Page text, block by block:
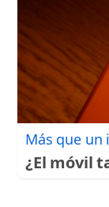
Más que un
¿El móvil